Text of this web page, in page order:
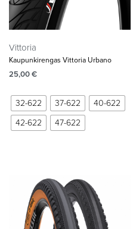
Vittoria
Kaupunkirengas Vittoria Urbano
25,00€
32-622 37-622
40-622
42-622
47-622